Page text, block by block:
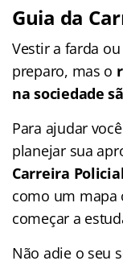
Guia da
Vestir a farda
preparo, mas o
na sociedade
Para ajudar
planejar sua
Carreira
como um mapa
começar a
Não adie o seu